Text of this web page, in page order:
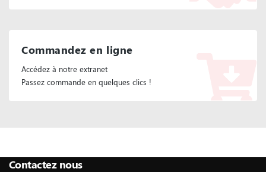
Commandez en ligne
Accédez à notre extranet
Passez commande en quelques clics !
Contactez nous